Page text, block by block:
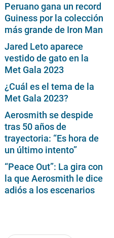
Peruano gana un record
Guiness por la colección
más grande de Iron Man
Jared Leto aparece
vestido de gato en la
Met Gala 2023
¿Cuál es el tema de la
Met Gala 2023?
Aerosmith se despide
tras 50 años de
trayectoria: “Es hora de
un último intento”
“Peace Out”: La gira con
la que Aerosmith le dice
adiós a los escenarios